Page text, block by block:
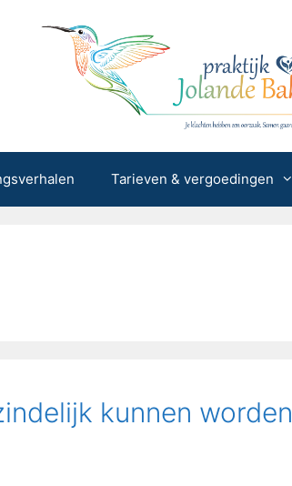
Tarieven & vergoedingen
kunnen worden